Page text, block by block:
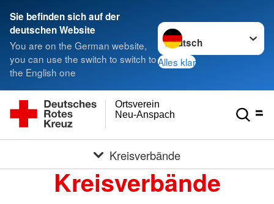
Sie befinden sich auf der
deutschen Website
You are on the German website,
you can use the switch to switch to
the English one
Sprache wechseln zu
Alles klar
Neu-Anspach
Ortsverein
Kreisverbände
Kreisverbände